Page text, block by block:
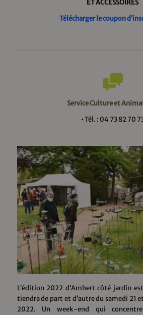
ET ACCESSOIRES
Télécharger le coupon
Service Culture et
• Tél. : 04 73 82 70
L’édition 2022 d’Ambert côté jardin
tiendra de part et d’autre du samedi 21
2022. Un week-end qui